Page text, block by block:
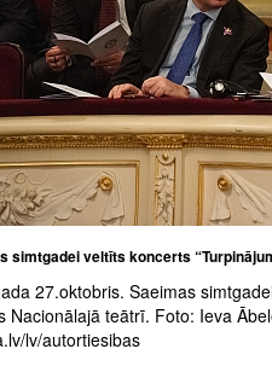
simtgadei veltīts koncerts
27.oktobris. Saeimas
Nacionālajā teātrī. Foto: Ieva
lv/autortiesibas